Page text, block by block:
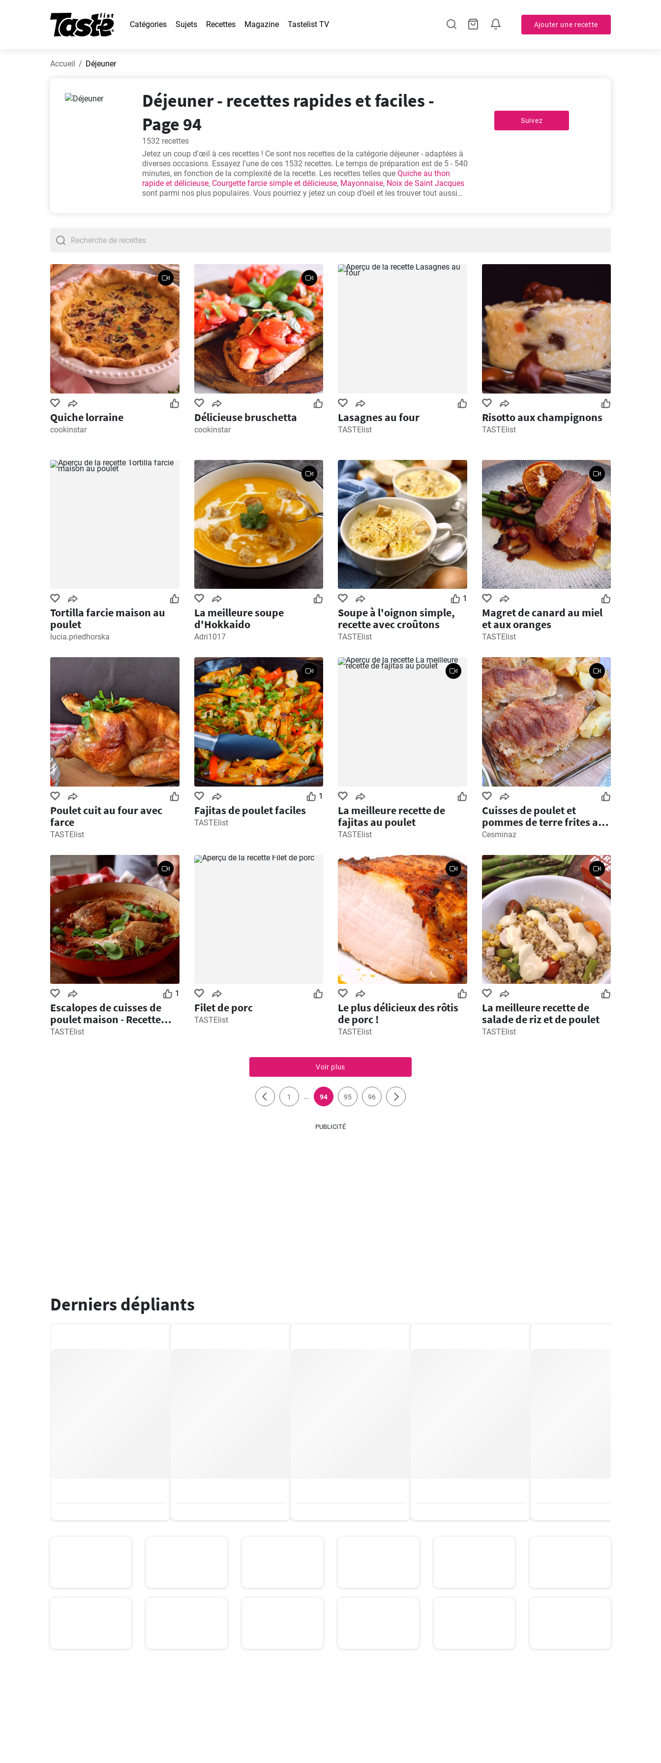
Catégories Sujets Recettes Magazine Tastelist TV Ajouter une recette
Accueil Déjeuner
Déjeuner - recettes rapides et faciles -
Page 94
1532 recettes
Jetez un coup d'œil à ces recettes ! Ce sont nos recettes de la catégorie déjeuner - adaptées à
diverses occasions. Essayez l'une de ces 1532 recettes. Le temps de préparation est de 5 - 540
minutes, en fonction de la complexité de la recette. Les recettes telles que Quiche au thon
rapide et délicieuse, Courgette farcie simple et délicieuse, Mayonnaise, Noix de Saint Jacques
sont parmi nos plus populaires. Vous pourriez y jetez un coup d’oeil et les trouver tout aussi
Suivez
Quiche lorraine
cookinstar
Délicieuse bruschetta
cookinstar
Lasagnes au four
TASTElist
Risotto aux champignons
TASTElist
Tortilla farcie maison au
poulet
lucia.priedhorska
La meilleure soupe
d'Hokkaido
Adri1017
1
Soupe à l'oignon simple,
recette avec croûtons
TASTElist
Magret de canard au miel
et aux oranges
TASTElist
Poulet cuit au four avec
farce
TASTElist
1
Fajitas de poulet faciles
TASTElist
La meilleure recette de
fajitas au poulet
TASTElist
Cuisses de poulet et
pommes de terre frites au
four
Cesminaz
1
Escalopes de cuisses de
poulet maison - Recette
italienne
TASTElist
Filet de porc
TASTElist
Le plus délicieux des rôtis
de porc !
TASTElist
La meilleure recette de
salade de riz et de poulet
TASTElist
Voir plus
1 ... 94 95 96
PUBLICITÉ
Derniers dépliants